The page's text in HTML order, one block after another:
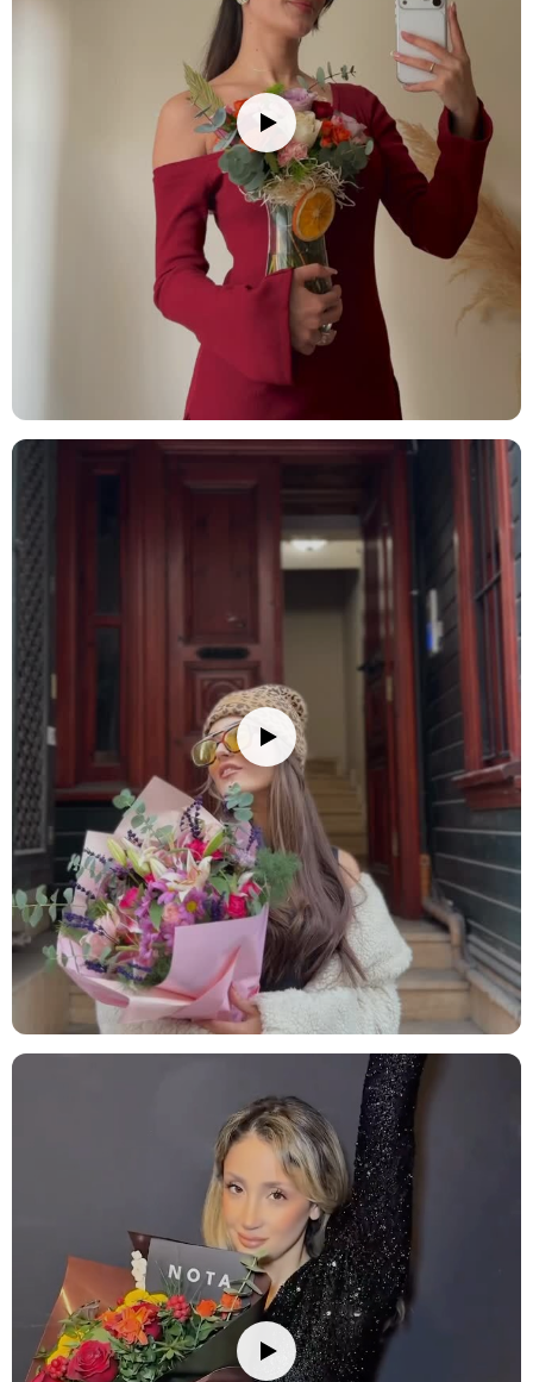
alternatifi. Aranjmanın huzurlu dokusu, duygularınızı nazikçe
Her türlü tören veya kutlamada şıklık yaratacak bir
seçenek. Aranjmanın modern ve şık tasarımı, etkinliğinize estetik bir
Çiçek buketinizi/vazonuzu eve getirdiğinizde, ambalajını açıp varsa
iplerini çözün. Çiçeklerin daha fazla su çekebilmesi için alt
yaprakları temizleyin ve saplarını 2-3 cm kadar, suyun altında
tutarak kesin. Çiçekleri yerleştireceğiniz vazoyu iyice temizleyin ve
vazoya oda sıcaklığında su doldurun; su seviyesini sapların yarısına
kadar gelecek şekilde ayarlamaya dikkat edin. Vazonuza bir paket
çiçek besini eklemeyi unutmayın. Çiçeklerinizi direkt güneş
ışığından, rüzgardan ve ısı kaynaklarından (radyatör, klima, soba
gibi) uzak tutun. Su seviyesini her gün kontrol ederek değiştirin ve
her su değişiminde sapları 0.5-1 cm kadar tekrar kesin. Ayrıca, suyu
klorsuz ve dinlenmiş su ile değiştirmek çiçeklerinizin ömrünü
uzatmanızı sağlayacaktır. Solan veya kuruyan çiçekleri temizleyerek
diğer çiçeklerin daha uzun süre taze kalmasını sağlayabilirsiniz.
Bazı güllerin uç kısımdaki yapraklarında meydana gelen siyah
teşkil etmemektedir.
Stok durumuna göre ürünlerde ufak değişiklikler olabilir.
Ürün Kodu: